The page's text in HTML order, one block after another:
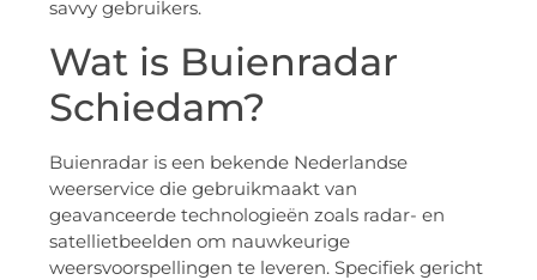
savvy gebruikers.
Wat is Buienradar
Schiedam?
Buienradar is een bekende Nederlandse
weerservice die gebruikmaakt van
geavanceerde technologieën zoals radar- en
satellietbeelden om nauwkeurige
weersvoorspellingen te leveren. Specifiek gericht